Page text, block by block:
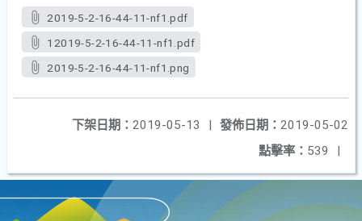
2019-5-2-16-44-11-nf1.pdf
12019-5-2-16-44-11-nf1.pdf
2019-5-2-16-44-11-nf1.png
發佈日期： 2019-05-02
下架日期： 2019-05-13
|
點擊率： 539 |